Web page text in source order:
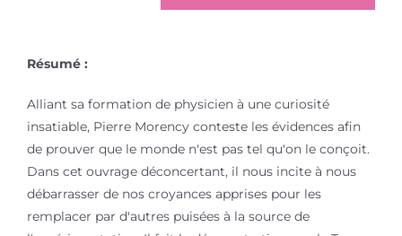
Résumé :
Alliant sa formation de physicien à une curiosité
insatiable, Pierre Morency conteste les évidences afin
de prouver que le monde n'est pas tel qu'on le conçoit.
Dans cet ouvrage déconcertant, il nous incite à nous
débarrasser de nos croyances apprises pour les
remplacer par d'autres puisées à la source de